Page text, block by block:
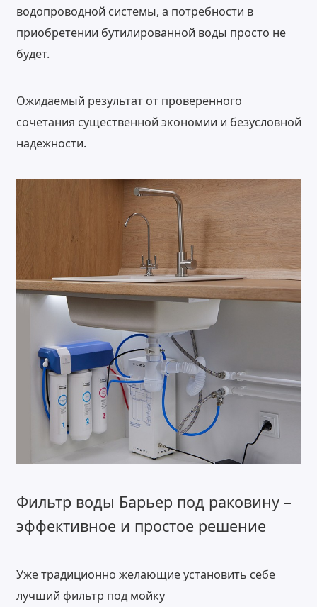
водопроводной системы, а потребности в
приобретении бутилированной воды просто не
будет.
Ожидаемый результат от проверенного
сочетания существенной экономии и безусловной
надежности.
Фильтр воды Барьер под раковину –
эффективное и простое решение
Уже традиционно желающие установить себе
лучший фильтр под мойку